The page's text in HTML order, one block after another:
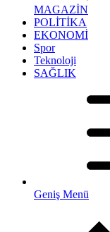
MAGAZİN
POLİTİKA
EKONOMİ
Spor
Teknoloji
SAĞLIK
Geniş Menü